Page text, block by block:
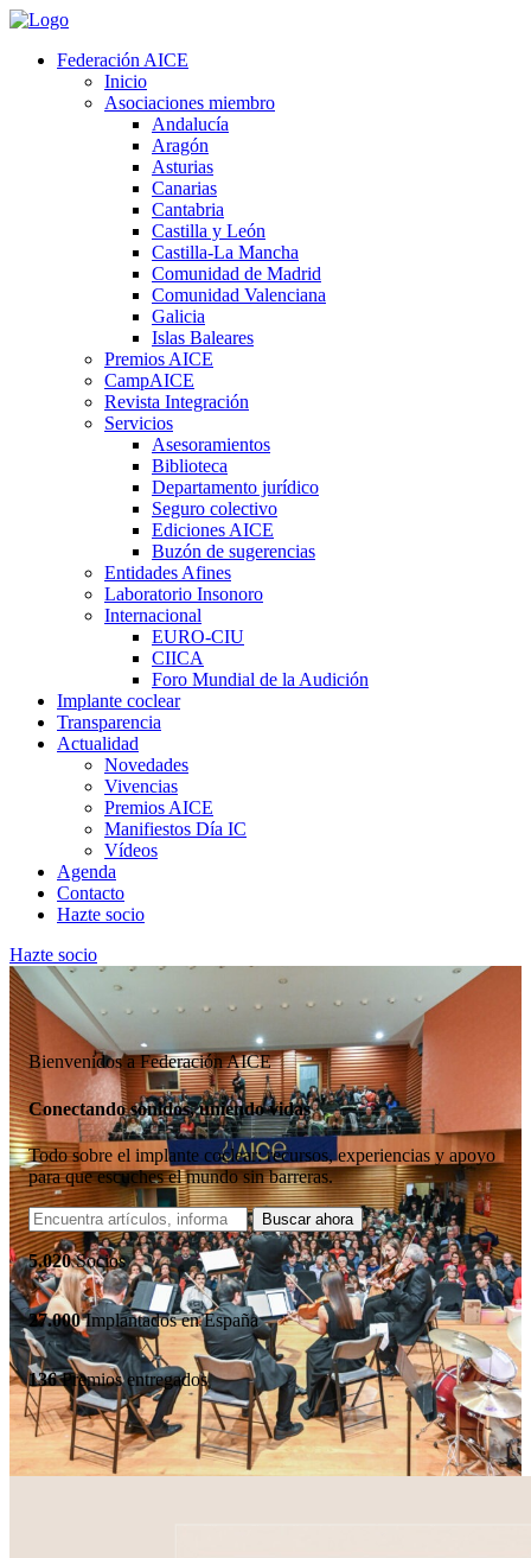
Federación AICE
Inicio
Asociaciones miembro
Andalucía
Aragón
Asturias
Canarias
Cantabria
Castilla y León
Castilla-La Mancha
Comunidad de Madrid
Comunidad Valenciana
Galicia
Islas Baleares
Premios AICE
CampAICE
Revista Integración
Servicios
Asesoramientos
Biblioteca
Departamento jurídico
Seguro colectivo
Ediciones AICE
Buzón de sugerencias
Entidades Afines
Laboratorio Insonoro
Internacional
EURO-CIU
CIICA
Foro Mundial de la Audición
Implante coclear
Transparencia
Actualidad
Novedades
Vivencias
Premios AICE
Manifiestos Día IC
Vídeos
Agenda
Contacto
Hazte socio
Hazte socio
Bienvenidos a Federación AICE
Conectando sonidos, uniendo vidas
Todo sobre el implante coclear: recursos, experiencias y apoyo
para que escuches el mundo sin barreras.
5.020Socios
27.000Implantados en España
136Premios entregados